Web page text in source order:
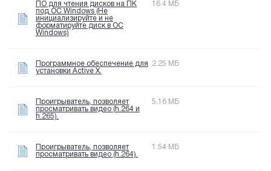
ПО для чтения дисков на ПК
под OC Windows (Не
инициализируйте и не
форматируйте диск в OC
Windows)
16.4 МБ
Программное обеспечение для
установки Active X.
2.25 МБ
Проигрыватель, позволяет
просматривать видео (h.264 и
h.265).
5.16 МБ
Проигрыватель, позволяет
просматривать видео (h.264).
1.54 МБ